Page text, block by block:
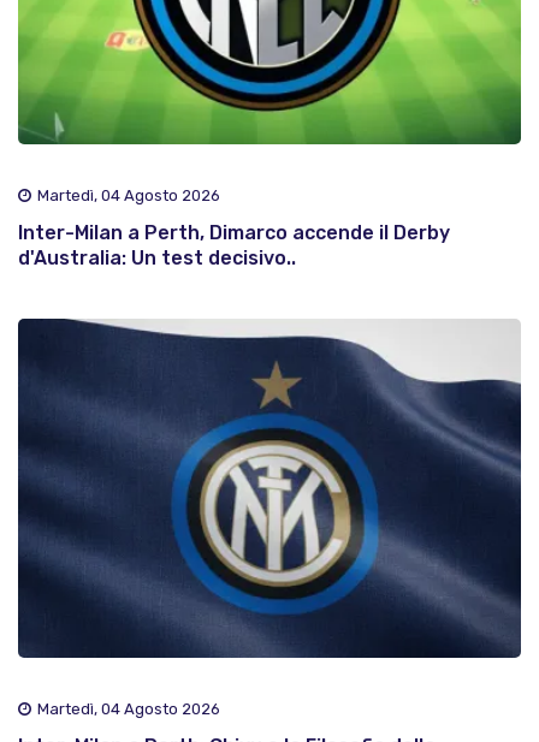
Martedì, 04 Agosto 2026
Inter-Milan a Perth, Dimarco accende il Derby
d'Australia: Un test decisivo..
Martedì, 04 Agosto 2026